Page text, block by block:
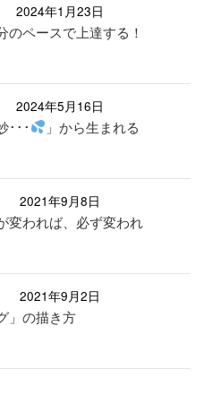
2024年1月23日
のペースで上達する！
2024年5月16日
･･･
」から生まれる
2021年9月8日
変われば、必ず変われ
2021年9月2日
」の描き方